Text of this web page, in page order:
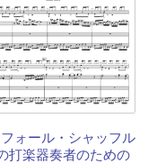
ォール・シャッフル
打楽器奏者のための